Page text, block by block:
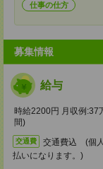
仕事の仕方
募集情報
給与
時給2200円 月収例
間)
交通費
交通費込 (個人
払いになります。)